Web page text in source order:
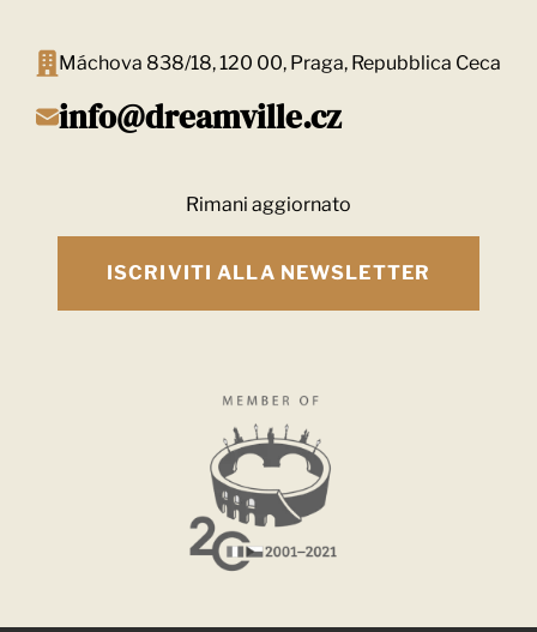
Máchova 838/18, 120 00, Praga, Repubblica Ceca
info@dreamville.cz
Rimani aggiornato
ISCRIVITI ALLA NEWSLETTER